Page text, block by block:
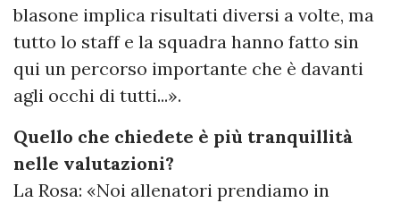
blasone implica risultati diversi a volte, ma
tutto lo staff e la squadra hanno fatto sin
qui un percorso importante che è davanti
agli occhi di tutti...».
Quello che chiedete è più tranquillità
nelle valutazioni?
La Rosa: «Noi allenatori prendiamo in